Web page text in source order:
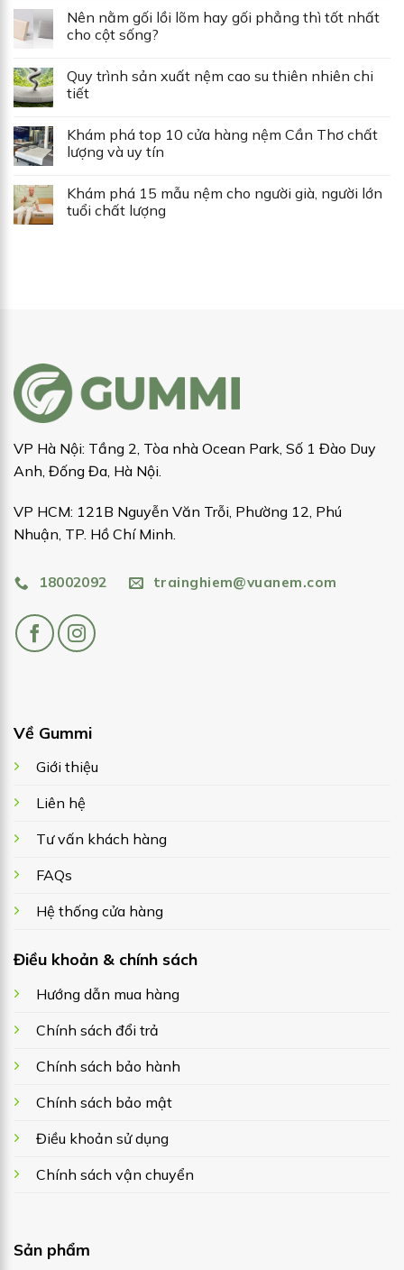
Nên nằm gối lồi lõm hay gối phẳng thì tốt nhất
cho cột sống?
Quy trình sản xuất nệm cao su thiên nhiên chi
tiết
Khám phá top 10 cửa hàng nệm Cần Thơ chất
lượng và uy tín
Khám phá 15 mẫu nệm cho người già, người lớn
tuổi chất lượng
VP Hà Nội: Tầng 2, Tòa nhà Ocean Park, Số 1 Đào Duy
Anh, Đống Đa, Hà Nội.
VP HCM: 121B Nguyễn Văn Trỗi, Phường 12, Phú
Nhuận, TP. Hồ Chí Minh.
18002092 trainghiem@vuanem.com
Về Gummi
Giới thiệu
Liên hệ
Tư vấn khách hàng
FAQs
Hệ thống cửa hàng
Điều khoản & chính sách
Hướng dẫn mua hàng
Chính sách đổi trả
Chính sách bảo hành
Chính sách bảo mật
Điều khoản sử dụng
Chính sách vận chuyển
Sản phẩm